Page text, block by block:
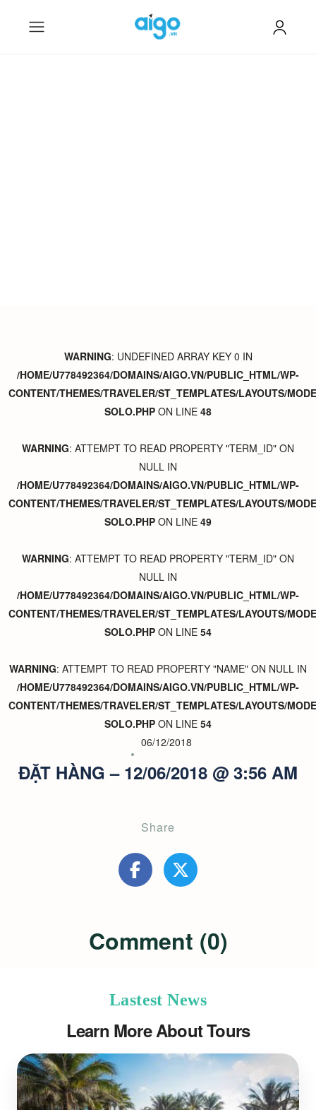
WARNING: UNDEFINED ARRAY KEY 0 IN
/HOME/U778492364/DOMAINS/AIGO.VN/PUBLIC_HTML/WP-
CONTENT/THEMES/TRAVELER/ST_TEMPLATES/LAYOUTS/
SOLO.PHP ON LINE 48
WARNING: ATTEMPT TO READ PROPERTY "TERM_ID" ON
NULL IN
/HOME/U778492364/DOMAINS/AIGO.VN/PUBLIC_HTML/WP-
CONTENT/THEMES/TRAVELER/ST_TEMPLATES/LAYOUTS/
SOLO.PHP ON LINE 49
WARNING: ATTEMPT TO READ PROPERTY "TERM_ID" ON
NULL IN
/HOME/U778492364/DOMAINS/AIGO.VN/PUBLIC_HTML/WP-
CONTENT/THEMES/TRAVELER/ST_TEMPLATES/LAYOUTS/
SOLO.PHP ON LINE 54
WARNING: ATTEMPT TO READ PROPERTY "NAME" ON NULL IN
/HOME/U778492364/DOMAINS/AIGO.VN/PUBLIC_HTML/WP-
CONTENT/THEMES/TRAVELER/ST_TEMPLATES/LAYOUTS/
SOLO.PHP ON LINE 54
06/12/2018
ĐẶT HÀNG – 12/06/2018 @ 3:56 AM
Share
Comment (0)
Lastest News
Learn More About Tours